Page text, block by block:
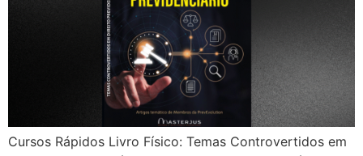
Cursos Rápidos Livro Físico: Temas Controvertidos em